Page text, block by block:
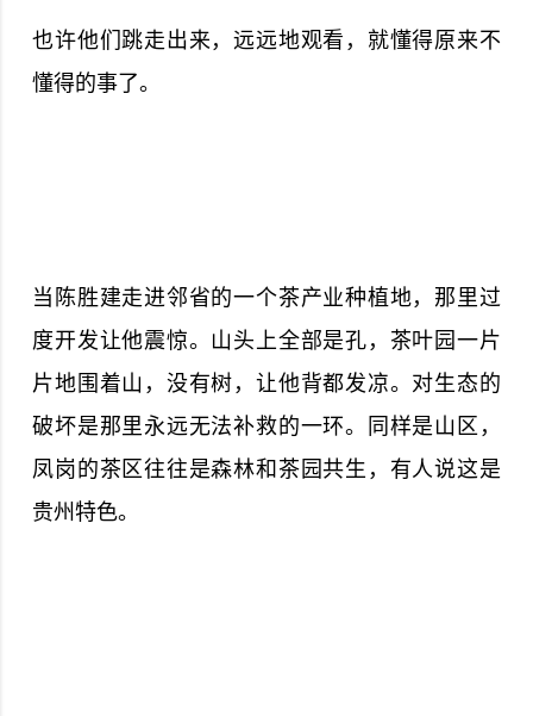
也许他们跳走出来，远远地观看，就懂得原来不
懂得的事了。
当陈胜建走进邻省的一个茶产业种植地，那里过
度开发让他震惊。山头上全部是孔，茶叶园一片
片地围着山，没有树，让他背都发凉。对生态的
破坏是那里永远无法补救的一环。同样是山区，
凤岗的茶区往往是森林和茶园共生，有人说这是
贵州特色。